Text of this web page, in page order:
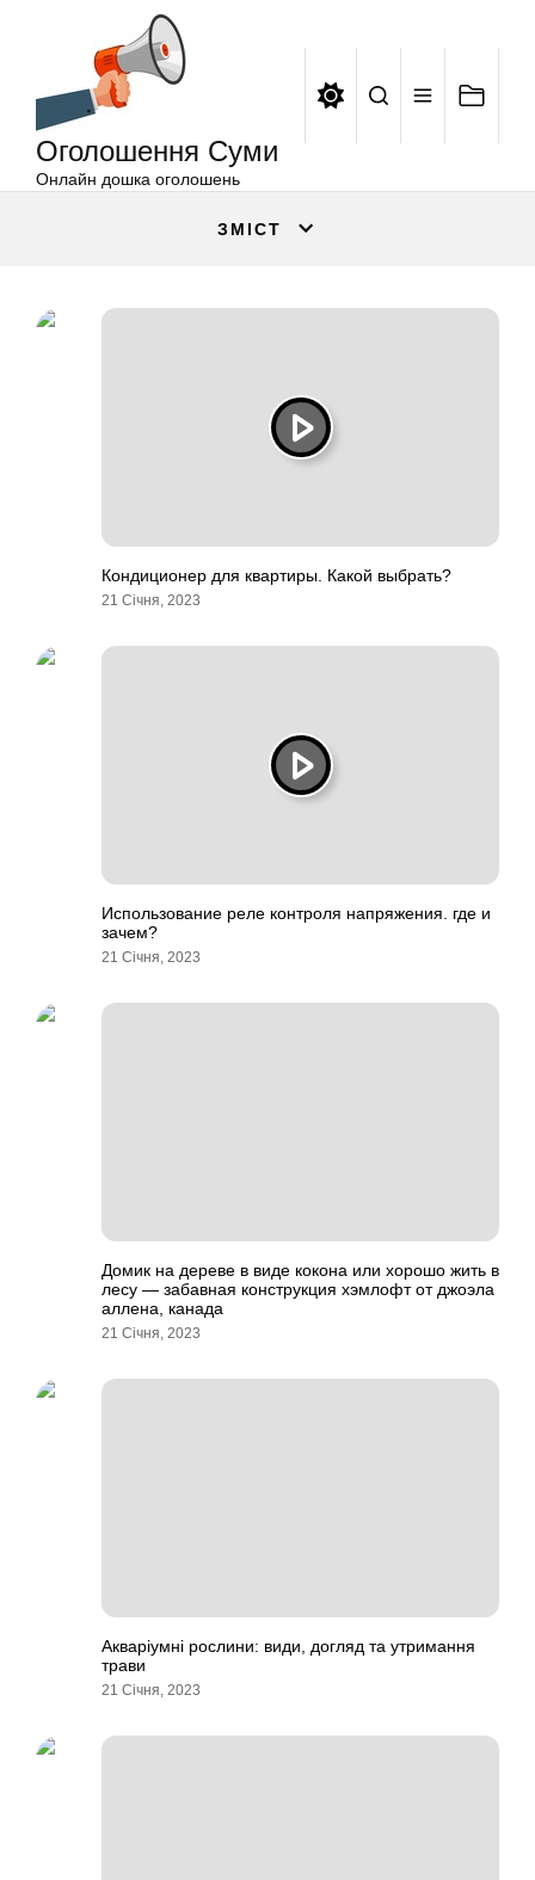
Оголошення Суми
Онлайн дошка оголошень
ЗМІСТ
Кондиционер для квартиры. Какой выбрать?
21 Січня, 2023
Использование реле контроля напряжения. где и
зачем?
21 Січня, 2023
Домик на дереве в виде кокона или хорошо жить в
лесу — забавная конструкция хэмлофт от джоэла
аллена, канада
21 Січня, 2023
Акваріумні рослини: види, догляд та утримання
трави
21 Січня, 2023